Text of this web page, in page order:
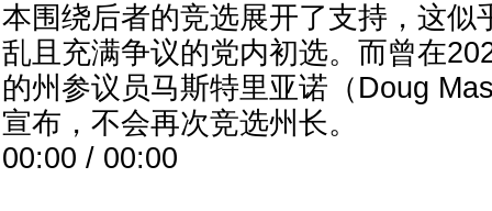
本围绕后者的竞选展开了支持，这似
乱且充满争议的党内初选。而曾在
的州参议员马斯特里亚诺（Doug
宣布，不会再次竞选州长。
00:00 / 00:00